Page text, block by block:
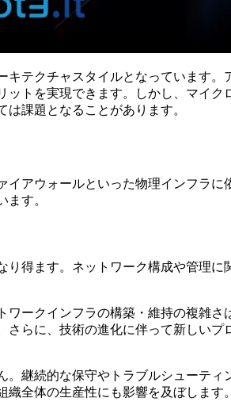
テクチャスタイルとなっています
ットを実現できます。しかし、マイ
課題となることがあります。
アウォールといった物理インフラ
す。
得ます。ネットワーク構成や管理
ークインフラの構築・維持の複雑
らに、技術の進化に伴って新しい
。継続的な保守やトラブルシューテ
全体の生産性にも影響を及ぼします。